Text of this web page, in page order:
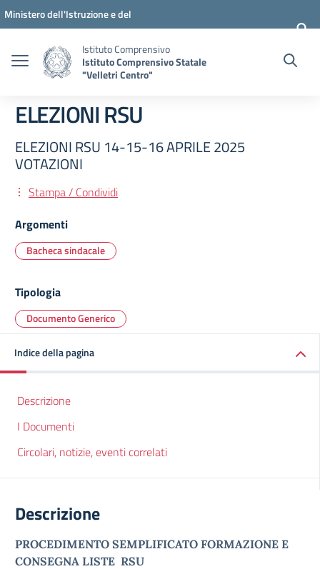
Vai ai contenuti
Vai al menu di navigazione
Vai al footer
Ministero dell'Istruzione e del
Istituto Comprensivo
Istituto Comprensivo Statale
"Velletri Centro"
ELEZIONI RSU
ELEZIONI RSU 14-15-16 APRILE 2025
VOTAZIONI
Stampa / Condividi
Argomenti
Bacheca sindacale
Tipologia
Documento Generico
Indice della pagina
Descrizione
I Documenti
Circolari, notizie, eventi correlati
Descrizione
PROCEDIMENTO SEMPLIFICATO FORMAZIONE E
CONSEGNA LISTE RSU